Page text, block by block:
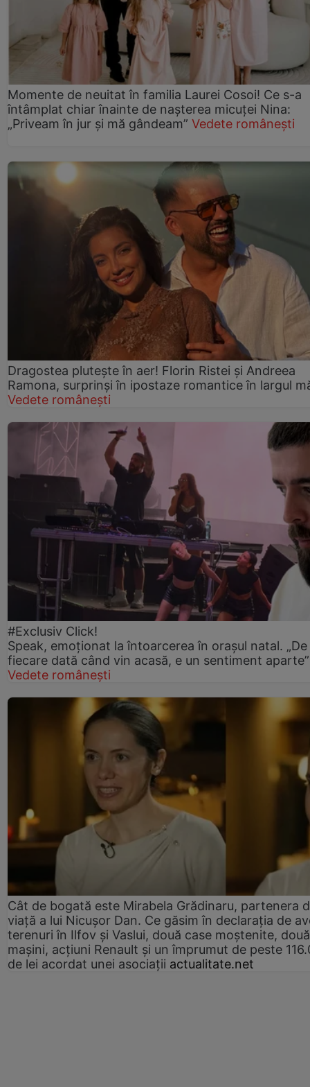
Momente de neuitat în familia Laurei Cosoi! Ce s-a
întâmplat chiar înainte de nașterea micuței Nina:
„Priveam în jur și mă gândeam” Vedete românești
Dragostea plutește în aer! Florin Ristei și Andreea
Ramona, surprinși în ipostaze romantice în largul
Vedete românești
#Exclusiv Click!
Speak, emoționat la întoarcerea în orașul natal. „De
fiecare dată când vin acasă, e un sentiment aparte”
Vedete românești
Cât de bogată este Mirabela Grădinaru, partenera
viață a lui Nicușor Dan. Ce găsim în declarația de
terenuri în Ilfov și Vaslui, două case moștenite, două
mașini, acțiuni Renault și un împrumut de peste
de lei acordat unei asociații actualitate.net